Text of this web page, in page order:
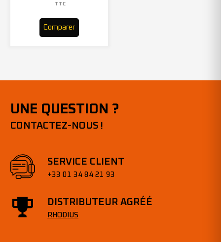
TTC
Comparer
UNE QUESTION ?
CONTACTEZ-NOUS !
SERVICE CLIENT
+33 01 34 84 21 93
DISTRIBUTEUR AGRÉÉ
RHODIUS